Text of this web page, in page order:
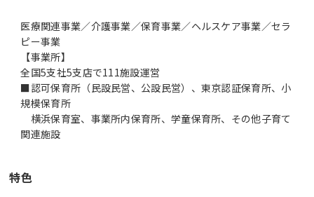
医療関連事業／介護事業／保育事業／ヘルスケア事業／セラ
ピー事業
【事業所】
全国5支社5支店で111施設運営
■認可保育所（民設民営、公設民営）、東京認証保育所、小
規模保育所
横浜保育室、事業所内保育所、学童保育所、その他子育て
特色